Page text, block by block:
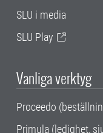
SLU i media
SLU Play
Vanliga verktyg
Proceedo
Primula (ledighet,